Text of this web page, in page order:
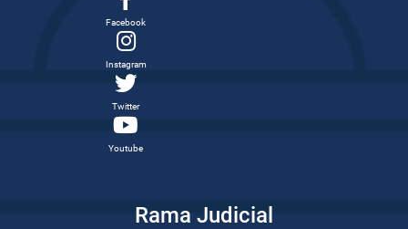
Facebook
Instagram
Twitter
Youtube
Rama Judicial